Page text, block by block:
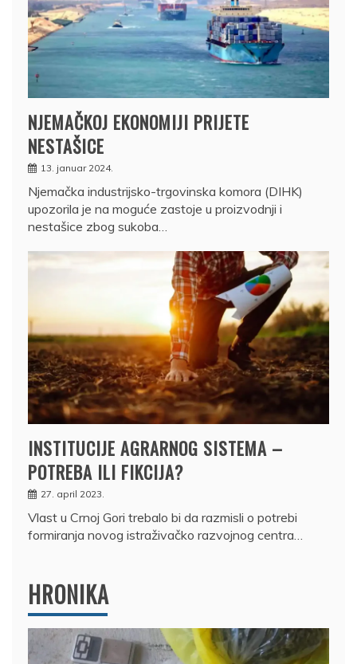
NJEMAČKOJ EKONOMIJI PRIJETE
NESTAŠICE
13. januar 2024.
Njemačka industrijsko-trgovinska komora (DIHK)
upozorila je na moguće zastoje u proizvodnji i
nestašice zbog sukoba…
INSTITUCIJE AGRARNOG SISTEMA –
POTREBA ILI FIKCIJA?
27. april 2023.
Vlast u Crnoj Gori trebalo bi da razmisli o potrebi
formiranja novog istraživačko razvojnog centra…
HRONIKA